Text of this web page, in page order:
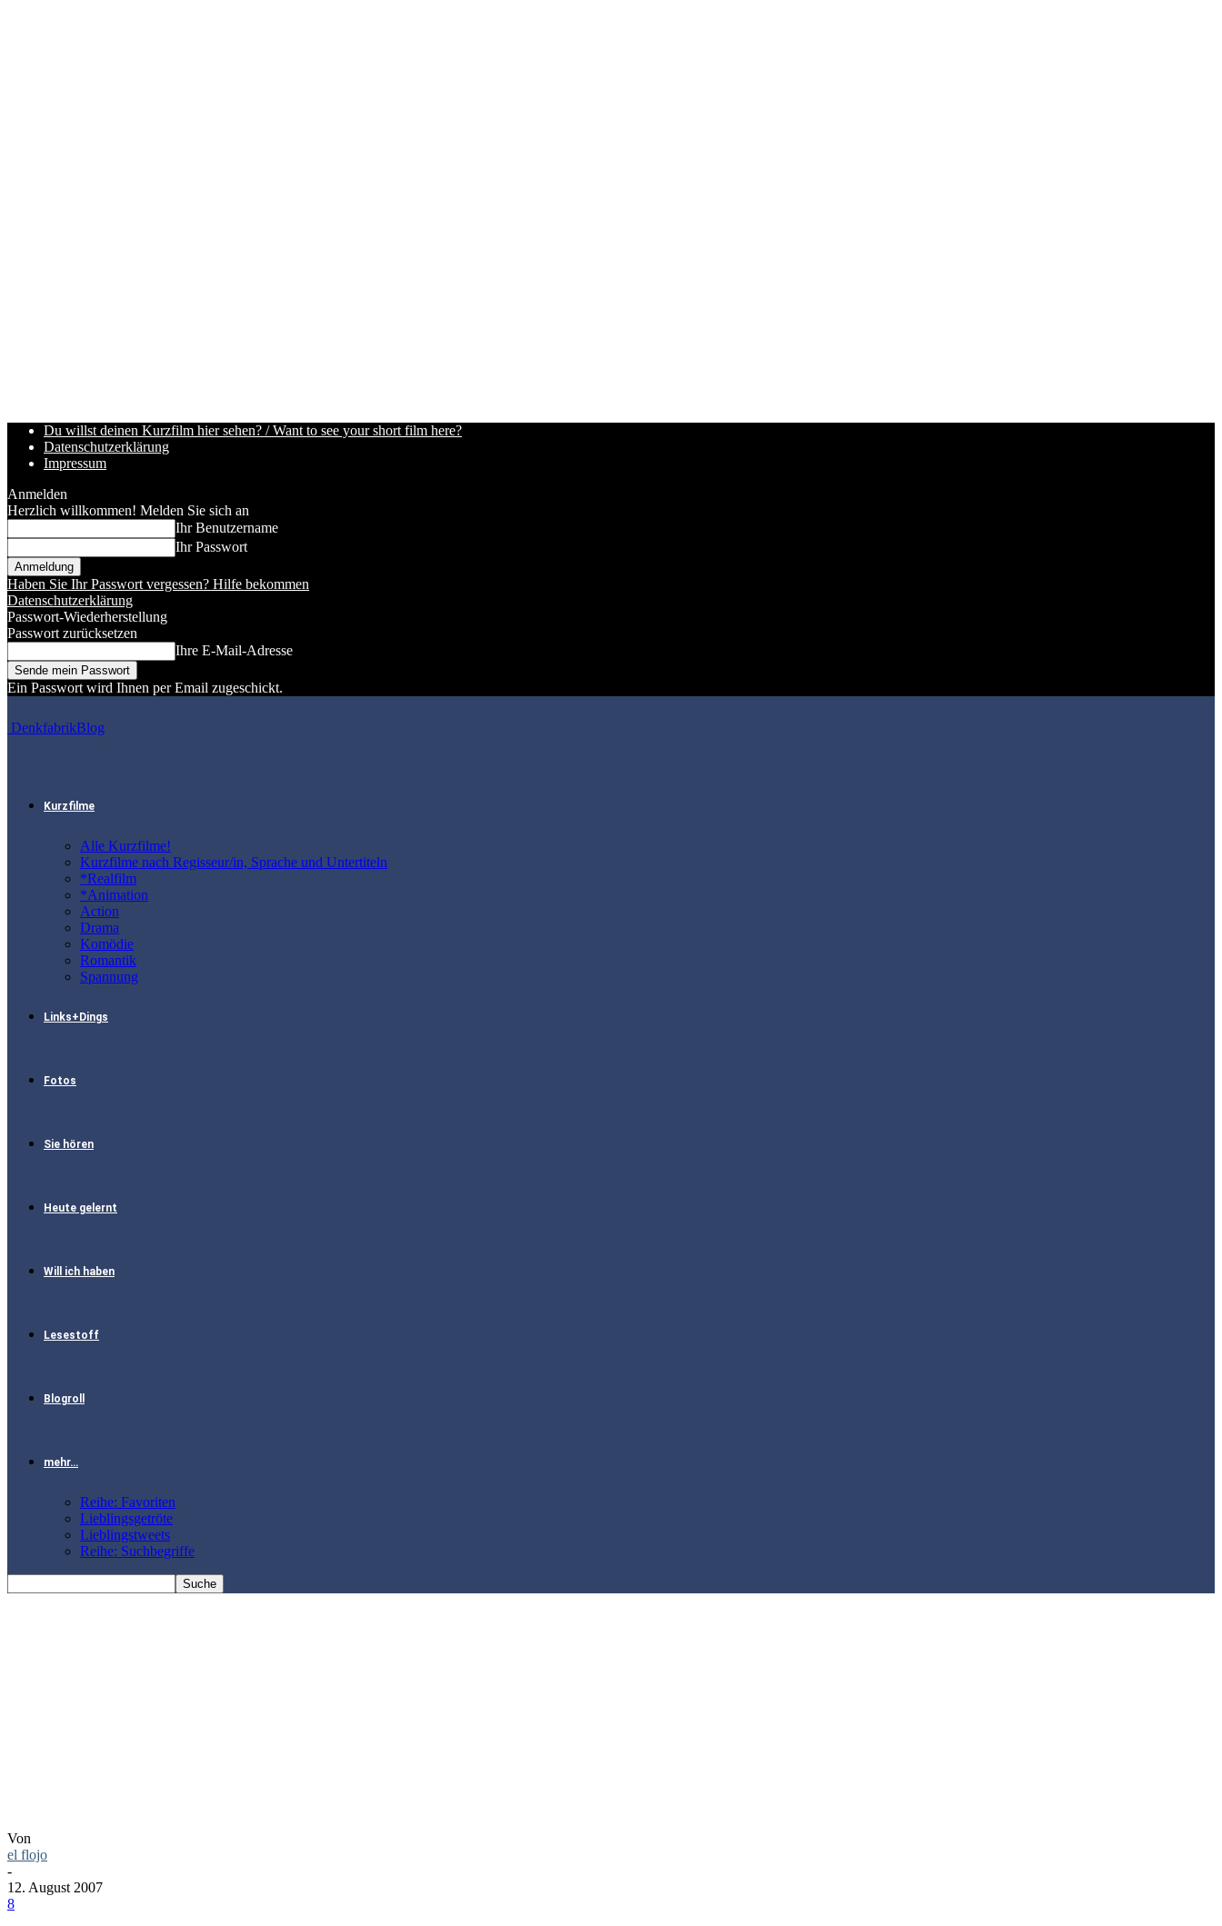
Du willst deinen Kurzfilm hier sehen? / Want to see your short film here?
Datenschutzerklärung
Impressum
Anmelden
Herzlich willkommen! Melden Sie sich an
Ihr Benutzername
Ihr Passwort
Haben Sie Ihr Passwort vergessen? Hilfe bekommen
Datenschutzerklärung
Passwort-Wiederherstellung
Passwort zurücksetzen
Ihre E-Mail-Adresse
Ein Passwort wird Ihnen per Email zugeschickt.
DenkfabrikBlog
Kurzfilme
Alle Kurzfilme!
Kurzfilme nach Regisseur/in, Sprache und Untertiteln
*Realfilm
*Animation
Action
Drama
Komödie
Romantik
Spannung
Links+Dings
Fotos
Sie hören
Heute gelernt
Will ich haben
Lesestoff
Blogroll
mehr…
Reihe: Favoriten
Lieblingsgetröte
Lieblingstweets
Reihe: Suchbegriffe
Von
el flojo
-
12. August 2007
8